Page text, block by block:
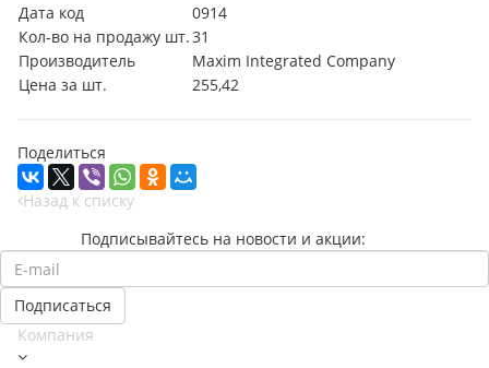
Дата код
0914
Кол-во на продажу шт.31
Производитель
Maxim Integrated Company
Цена за шт.
255,42
Поделиться
Назад к списку
Подписывайтесь на новости и акции:
Компания